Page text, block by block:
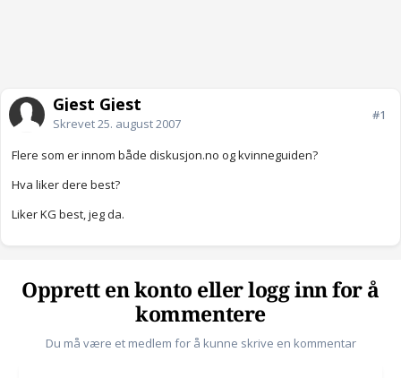
Gjest Gjest
Skrevet25. august 2007
#1
Flere som er innom både diskusjon.no og kvinneguiden?
Hva liker dere best?
Liker KG best, jeg da.
Opprett en konto eller logg inn for å
kommentere
Du må være et medlem for å kunne skrive en kommentar